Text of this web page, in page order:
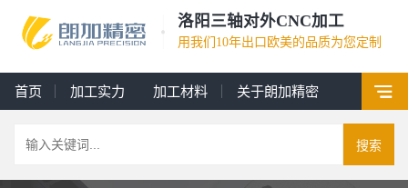
洛阳三轴对外CNC加工
用我们10年出口欧美的品质为您定制
首页 加工实力 加工材料 关于朗加精密
搜索